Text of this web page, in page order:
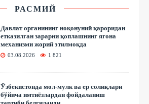
РАСМИЙ
Давлат органининг ноқонуний қароридан
етказилган зарарни қоплашнинг ягона
механизми жорий этилмоқда
03.08.2026 1 821
Ўзбекистонда мол-мулк ва ер солиқлари
бўйича имтиёзлардан фойдаланиш